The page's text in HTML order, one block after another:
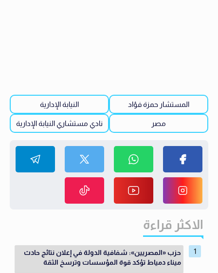
المستشار حمزة فؤاد النيابة الإدارية
مصر نادي مستشاري النيابة الإدارية
الاكثر قراءة
حزب «المصريين»: شفافية الدولة في إعلان نتائج حادث
ميناء دمياط تؤكد قوة المؤسسات وترسخ الثقة